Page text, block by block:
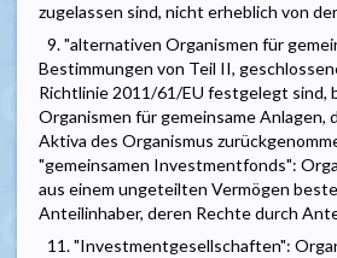
zugelassen sind, nicht erheblich von
9. "alternativen Organismen für
Bestimmungen von Teil II,
Richtlinie 2011/61/EU festgelegt sind,
Organismen für gemeinsame
Aktiva des Organismus
"gemeinsamen Investmentfonds":
aus einem ungeteilten Vermögen
Anteilinhaber, deren Rechte durch
11. "Investmentgesellschaften":